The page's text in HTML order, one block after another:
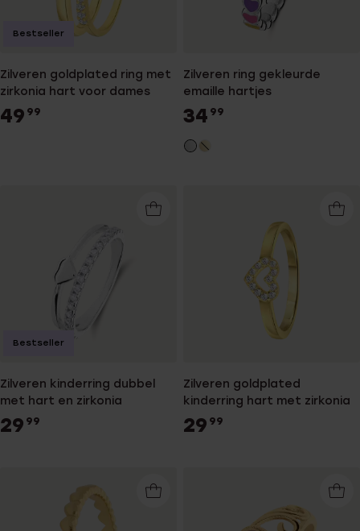
Zilveren goldplated ring met
zirkonia hart voor dames
49 99
Bestseller
Zilveren ring gekleurde
emaille hartjes
34 99
Zilveren kinderring dubbel
met hart en zirkonia
29 99
Bestseller
Zilveren goldplated
kinderring hart met zirkonia
29 99